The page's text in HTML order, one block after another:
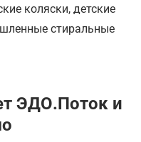
коляски, детские
стиральные
ЭДО.Поток и